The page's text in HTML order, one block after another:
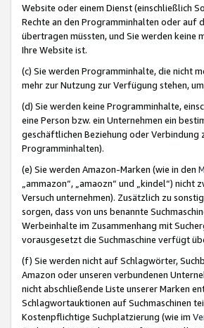
Website oder einem Dienst (einschließlich
Rechte an den Programminhalten oder auf
übertragen müssten, und Sie werden keine
Ihre Website ist.
(c) Sie werden Programminhalte, die nicht
mehr zur Nutzung zur Verfügung stehen,
(d) Sie werden keine Programminhalte,
eine Person bzw. ein Unternehmen ein
geschäftlichen Beziehung oder
Programminhalten).
(e) Sie werden Amazon-Marken (wie in den
„ammazon“, „amaozn“ und „kindel“)
Versuch unternehmen). Zusätzlich zu
sorgen, dass von uns benannte
Werbeinhalte im Zusammenhang mit
vorausgesetzt die Suchmaschine verfügt
(f) Sie werden nicht auf Schlagwörter,
Amazon oder unseren verbundenen
nicht abschließende Liste unserer Marken
Schlagwortauktionen auf Suchmaschinen
Kostenpflichtige Suchplatzierung (wie im